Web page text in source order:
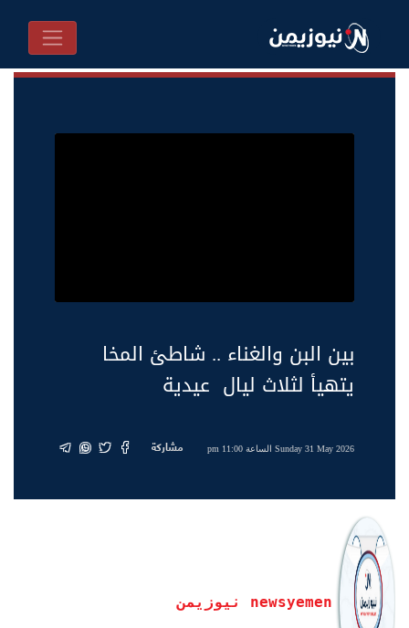
بين البن والغناء .. شاطئ المخا
يتهيأ لثلاث ليال عيدية
Sunday 31 May 2026 الساعة 11:00 pm مشاركة
newsyemen نيوزيمن